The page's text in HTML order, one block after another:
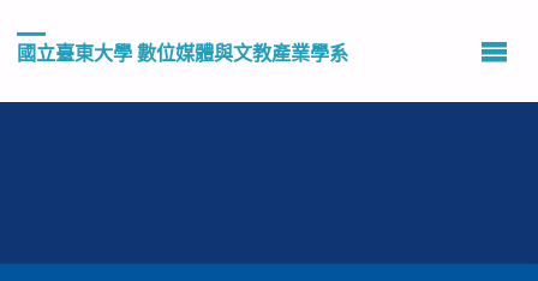
國立臺東大學 數位媒體與文教產業學系